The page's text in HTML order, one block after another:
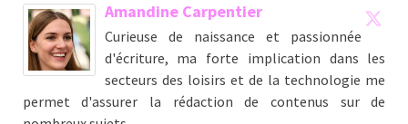
Amandine Carpentier
Curieuse de naissance et passionnée
d'écriture, ma forte implication dans les
secteurs des loisirs et de la technologie me
permet d'assurer la rédaction de contenus sur de